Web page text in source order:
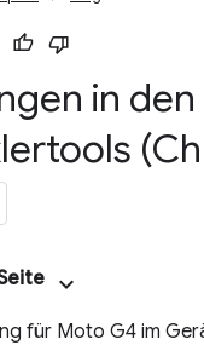
in den
für Moto G4 im